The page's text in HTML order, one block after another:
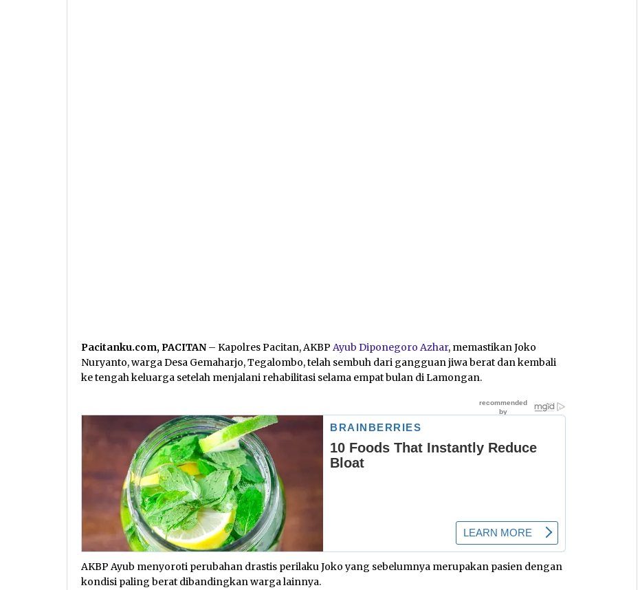
Pacitanku.com, PACITAN – Kapolres Pacitan, AKBP Ayub Diponegoro Azhar, memastikan Joko
Nuryanto, warga Desa Gemaharjo, Tegalombo, telah sembuh dari gangguan jiwa berat dan kembali
ke tengah keluarga setelah menjalani rehabilitasi selama empat bulan di Lamongan.
AKBP Ayub menyoroti perubahan drastis perilaku Joko yang sebelumnya merupakan pasien dengan
kondisi paling berat dibandingkan warga lainnya.